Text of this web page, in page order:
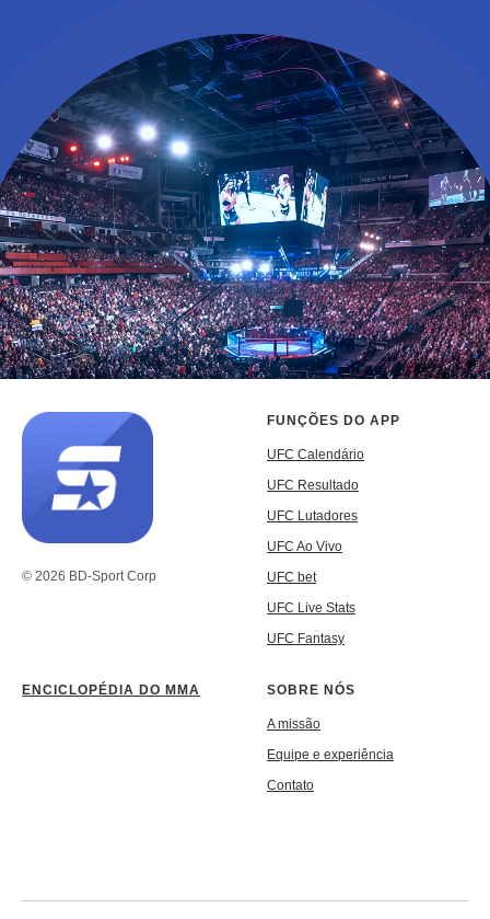
© 2026 BD-Sport Corp
FUNÇÕES DO APP
UFC Calendário
UFC Resultado
UFC Lutadores
UFC Ao Vivo
UFC bet
UFC Live Stats
UFC Fantasy
ENCICLOPÉDIA DO MMA SOBRE NÓS
A missão
Equipe e experiência
Contato